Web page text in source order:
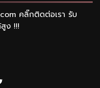
คลิ๊กติดต่อเรา รับ
ง !!!